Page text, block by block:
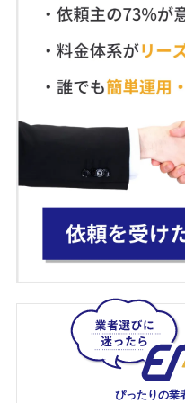
ぴったりの業